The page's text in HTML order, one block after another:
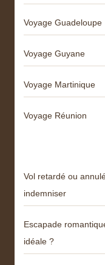
Voyage Guadeloupe
Voyage Guyane
Voyage Martinique
Voyage Réunion
Vol retardé ou
indemniser
Escapade
idéale ?